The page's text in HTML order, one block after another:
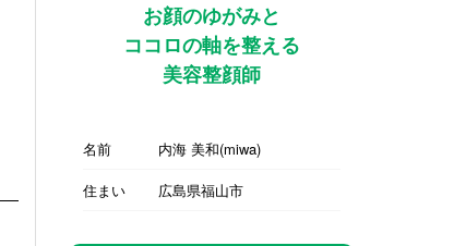
お顔のゆがみと
ココロの軸を整える
美容整顔師
名前
内海 美和(miwa)
住まい
広島県福山市